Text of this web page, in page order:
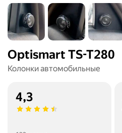
Optismart TS-T280
Колонки автомобильные
4,3